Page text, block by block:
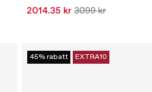
2014.35 kr 3099 kr
45% rabatt EXTRA10